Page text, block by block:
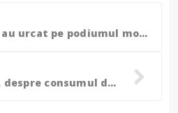
Elevii români au urcat pe podiumul mondial la Campionatul de Robotică FIRST Championship 2025!
Ministrul Educației, despre consumul de droguri în rândul elevilor: ”Nu vă așteptați să facă școala ce nu faceți voi ca părinți!”